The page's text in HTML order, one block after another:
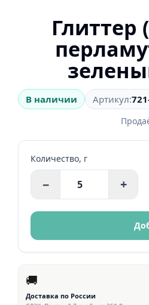
Глиттер
В наличии Артикул:
Количество, г
− +
🚚
Доставка по России